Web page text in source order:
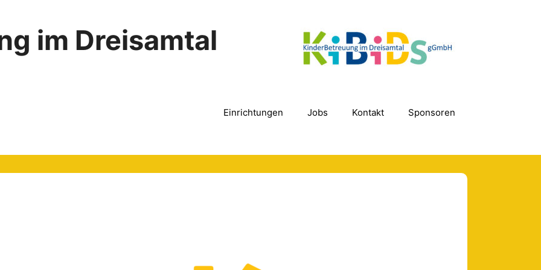
im Dreisamtal
Einrichtungen Jobs Kontakt Sponsoren